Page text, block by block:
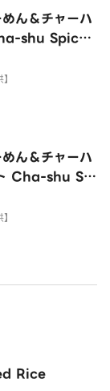
変更する対応はで
ることはできませ
ん＆チャーハ
shu Spicy
＆ Gyoza
） - 6pcs S
変更する対応はで
ることはできませ
ん＆チャーハ
Cha-shu Spi
＆ Kara-
変更する対応はで
Rice